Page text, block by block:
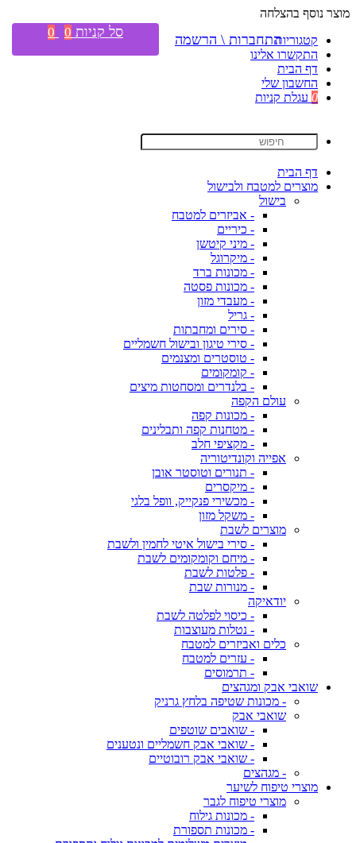
מוצר נוסף בהצלחה
קטגוריות
התקשרו אלינו
דף הבית
החשבון שלי
0 עגלת קניות
דף הבית
מוצרים למטבח ולבישול
בישול
- אביזרים למטבח
- כיריים
- מיני קיטשן
- מיקרוגל
- מכונות ברד
- מכונות פסטה
- מעבדי מזון
- גריל
- סירים ומחבתות
- סירי טיגון ובישול חשמליים
- טוסטרים ומצנמים
- קומקומים
- בלנדרים ומסחטות מיצים
עולם הקפה
- מכונות קפה
- מטחנות קפה ותבלינים
- מקציפי חלב
אפייה וקונדיטוריה
- תנורים וטוסטר אובן
- מיקסרים
- מכשירי פנקייק, וופל בלגי
- משקל מזון
מוצרים לשבת
- סירי בישול איטי לחמין ולשבת
- מיחם וקומקומים לשבת
- פלטות לשבת
- מנורות שבת
יודאיקה
- כיסוי לפלטה לשבת
- נטלות מעוצבות
כלים ואביזרים למטבח
- עזרים למטבח
- תרמוסים
שואבי אבק ומגהצים
- מכונות שטיפה בלחץ גרניק
שואבי אבק
- שואבים שוטפים
- שואבי אבק חשמליים ונטענים
- שואבי אבק רובוטיים
- מגהצים
מוצרי טיפוח לשיער
מוצרי טיפוח לגבר
- מכונות גילוח
- מכונות תספורת
התחברות \ הרשמה סל קניות 0
0